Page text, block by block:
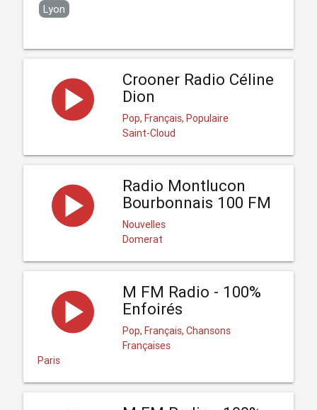
Lyon
Crooner Radio Céline
Dion
Pop, Français, Populaire
Saint-Cloud
Radio Montlucon
Bourbonnais 100 FM
Nouvelles
Domerat
M FM Radio - 100%
Enfoirés
Pop, Français, Chansons
Françaises
Paris